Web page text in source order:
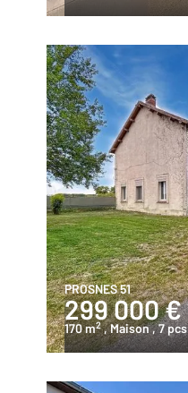
PROSNES 51
299 000 €
170 m2 , Maison, 7 pcs